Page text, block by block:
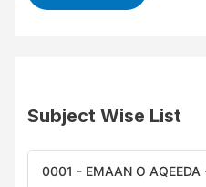
Subject Wise List